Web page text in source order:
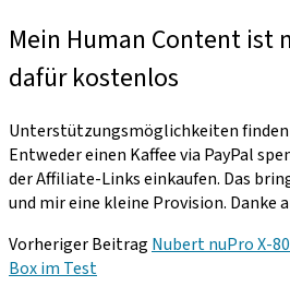
Mein Human Content ist
dafür kostenlos
Unterstützungsmöglichkeiten finden
Entweder einen Kaffee via PayPal
der Affiliate-Links einkaufen. Das
und mir eine kleine Provision. Danke
Vorheriger Beitrag Nubert nuPro X-
Box im Test